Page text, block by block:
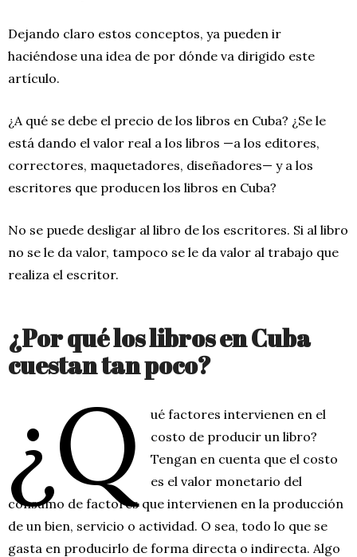
Dejando claro estos conceptos, ya pueden ir
haciéndose una idea de por dónde va dirigido este
artículo.
¿A qué se debe el precio de los libros en Cuba? ¿Se le
está dando el valor real a los libros —a los editores,
correctores, maquetadores, diseñadores— y a los
escritores que producen los libros en Cuba?
No se puede desligar al libro de los escritores. Si al libro
no se le da valor, tampoco se le da valor al trabajo que
realiza el escritor.
¿Por qué los libros en Cuba
cuestan tan poco?
¿Q
ué factores intervienen en el
costo de producir un libro?
Tengan en cuenta que el costo
es el valor monetario del
consumo de factores que intervienen en la producción
de un bien, servicio o actividad. O sea, todo lo que se
gasta en producirlo de forma directa o indirecta. Algo